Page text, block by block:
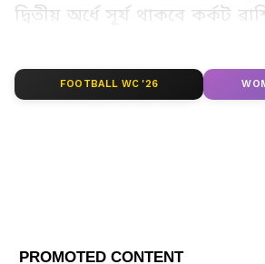
দ্বিতীয় অর্ধে সূর্য থাকবে কর্কট
Add Asianetnews Bangla as a Preferred
Source
FOOTBALL WC '26